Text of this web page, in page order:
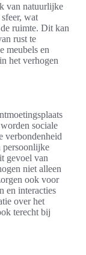
van natuurlijke
wat
ruimte. Dit kan
rust te
meubels en
het verhogen
sociale
verbondenheid
persoonlijke
gevoel van
niet alleen
ook voor
en interacties
over het
terecht bij